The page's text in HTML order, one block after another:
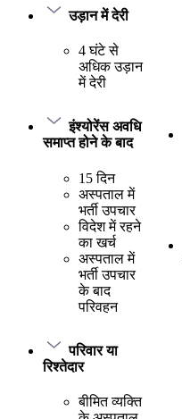
उड़ान में देरी
4 घंटे से
अधिक उड़ान
में देरी
इंश्योरेंस अवधि
समाप्त होने के बाद
15 दिन
अस्पताल में
भर्ती उपचार
विदेश में रहने
का खर्च
अस्पताल में
भर्ती उपचार
के बाद
परिवहन
परिवार या
रिश्तेदार
बीमित व्यक्ति